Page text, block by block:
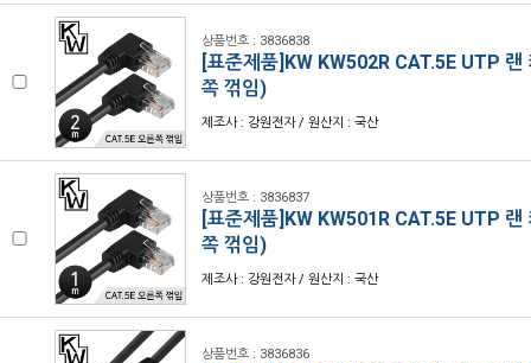
상품번호 : 3836838
[표준제품]KW KW502R CAT.5E UTP
쪽 꺾임)
제조사 : 강원전자 / 원산지 : 국산
상품번호 : 3836837
[표준제품]KW KW501R CAT.5E UTP
쪽 꺾임)
제조사 : 강원전자 / 원산지 : 국산
상품번호 : 3836836